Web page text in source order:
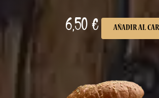
6,50 € AÑADIR AL